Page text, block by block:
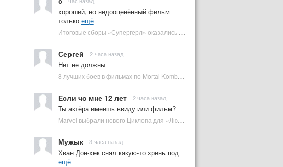
хороший, но недооценённый фильм
только ещё
Итоговые сборы «Супергерл» оказались худшими для DC за два десятилетия | Plugged In Ru
Сергей 2 часа назад
Нет не должны
8 лучших боев в фильмах по Mortal Kombat: от «Смертельной битвы» до «Мортал Комбат 2» | Plugged In Ru
Если чо мне 12 лет 2 часа назад
Ты актёра имеешь ввиду или фильм?
Marvel выбрали нового Циклопа для «Людей Икс» | Plugged In Ru
Мужык 3 часа назад
Хван Дон-хек снял какую-то хрень под
ещё